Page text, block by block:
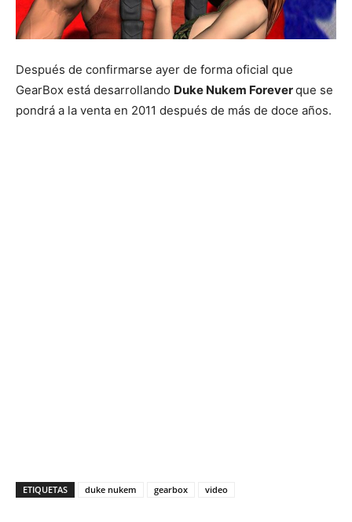
Después de confirmarse ayer de forma oficial que
GearBox está desarrollando Duke Nukem Foreverque se
pondrá a la venta en 2011 después de más de doce años.
ETIQUETAS duke nukem gearbox video